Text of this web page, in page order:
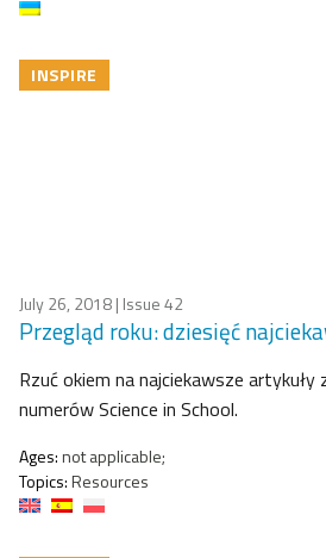
INSPIRE
July 26, 2018| Issue 42
Przegląd roku: dziesięć
Rzuć okiem na najciekawsze
numerów Science in School.
Ages:not applicable;
Topics:Resources